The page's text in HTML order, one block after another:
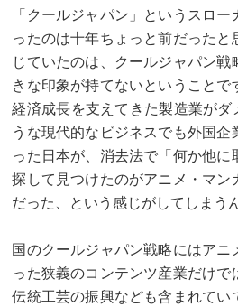
「クールジャパン」というスロ
ったのは十年ちょっと前だったと
じていたのは、クールジャパン戦
きな印象が持てないということで
経済成長を支えてきた製造業がダ
うな現代的なビジネスでも外国企
った日本が、消去法で「何か他に
探して見つけたのがアニメ・マン
だった、という感じがしてしまう
国のクールジャパン戦略にはアニ
った狭義のコンテンツ産業だけで
伝統工芸の振興なども含まれてい